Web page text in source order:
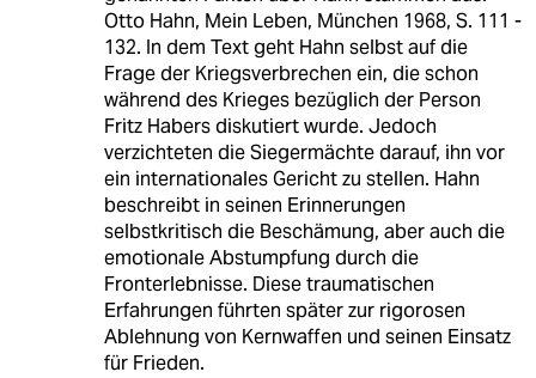
Otto Hahn, Mein Leben, München 1968, S. 111 -
132. In dem Text geht Hahn selbst auf die
Frage der Kriegsverbrechen ein, die schon
während des Krieges bezüglich der Person
Fritz Habers diskutiert wurde. Jedoch
verzichteten die Siegermächte darauf, ihn vor
ein internationales Gericht zu stellen. Hahn
beschreibt in seinen Erinnerungen
selbstkritisch die Beschämung, aber auch die
emotionale Abstumpfung durch die
Fronterlebnisse. Diese traumatischen
Erfahrungen führten später zur rigorosen
Ablehnung von Kernwaffen und seinen Einsatz
für Frieden.